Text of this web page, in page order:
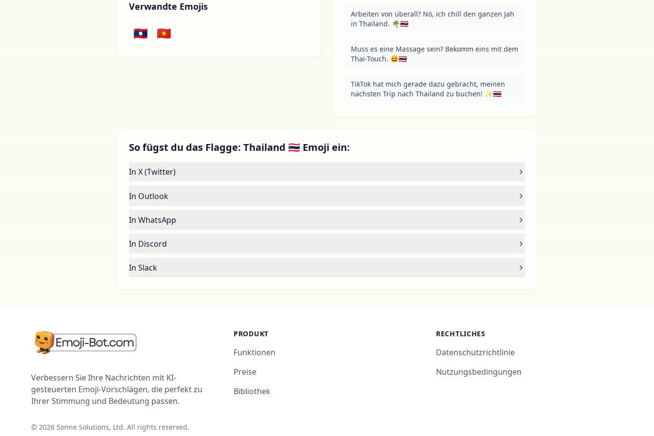
Verwandte Emojis
🇱🇦 🇻🇳
Arbeiten von überall? Nö, ich chill den ganzen Jah
in Thailand. 🌴🇹🇭
Muss es eine Massage sein? Bekomm eins mit dem
Thai-Touch. 😆🇹🇭
TikTok hat mich gerade dazu gebracht, meinen
nächsten Trip nach Thailand zu buchen! ✨🇹🇭
So fügst du das Flagge: Thailand 🇹🇭 Emoji ein:
In X (Twitter)
In Outlook
In WhatsApp
In Discord
In Slack
Verbessern Sie Ihre Nachrichten mit KI-
gesteuerten Emoji-Vorschlägen, die perfekt zu
Ihrer Stimmung und Bedeutung passen.
© 2026 Sonne Solutions, Ltd. All rights reserved.
PRODUKT
Funktionen
Preise
Bibliothek
RECHTLICHES
Datenschutzrichtlinie
Nutzungsbedingungen